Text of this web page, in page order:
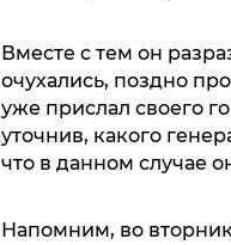
Вместе с тем он
очухались, поздно
уже прислал своего
уточнив, какого
что в данном случае
Напомним, во